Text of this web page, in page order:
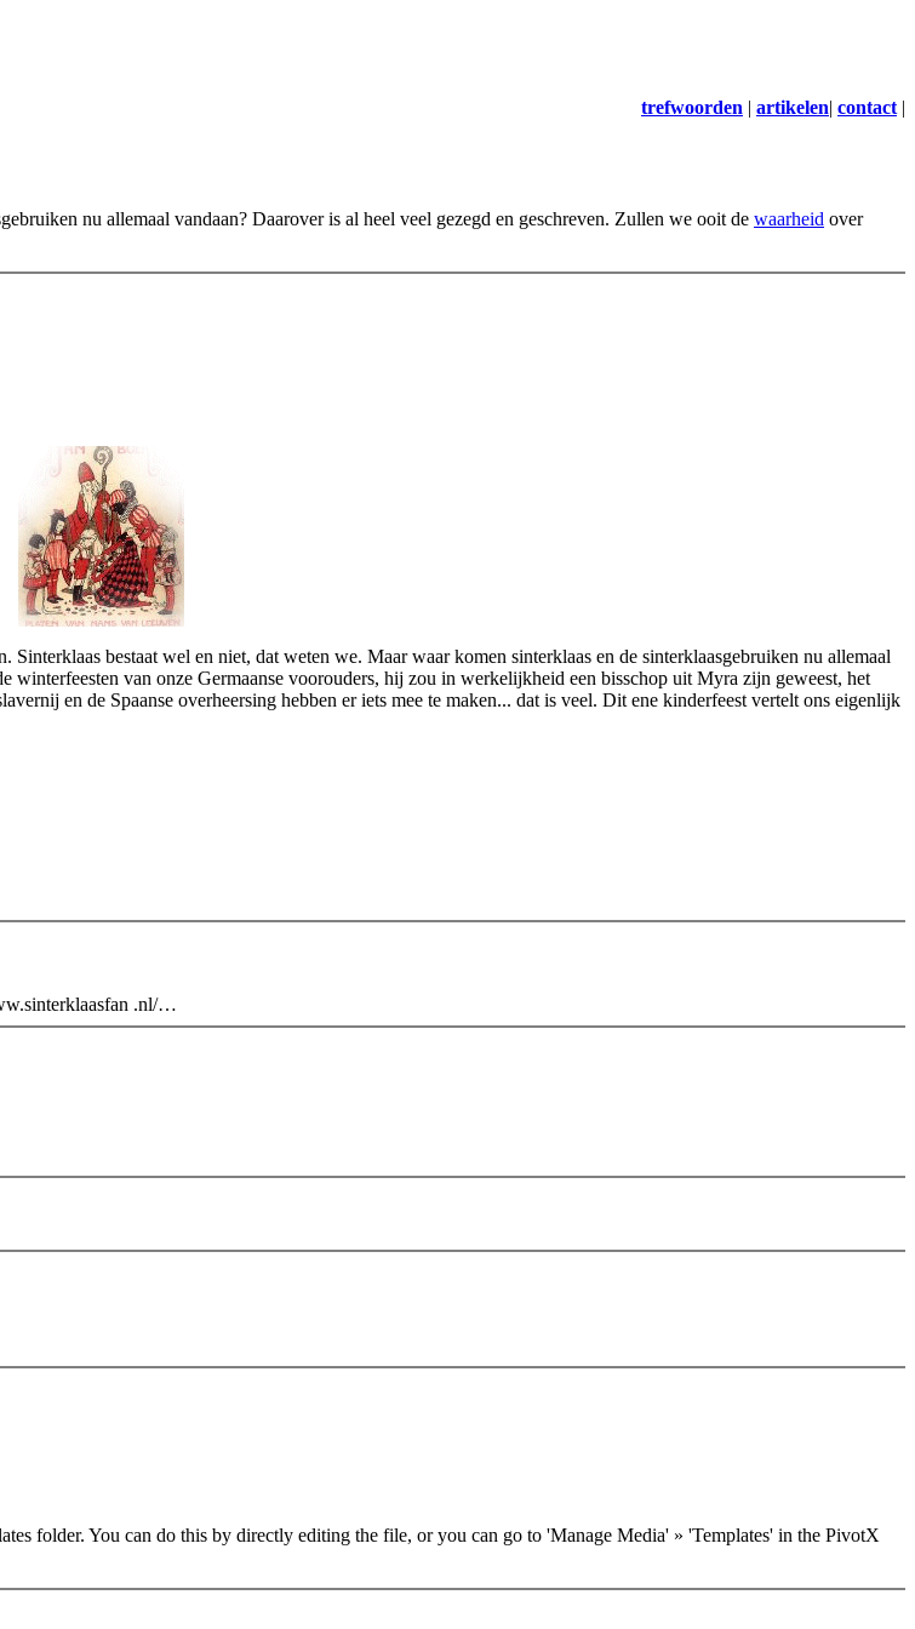
trefwoorden | artikelen| contact |
nu allemaal vandaan? Daarover is al heel veel gezegd en geschreven. Zullen we ooit de waarheid over
bestaat wel en niet, dat weten we. Maar waar komen sinterklaas en de sinterklaasgebruiken nu allemaal
winterfeesten van onze Germaanse voorouders, hij zou in werkelijkheid een bisschop uit Myra zijn geweest, het
en de Spaanse overheersing hebben er iets mee te maken... dat is veel. Dit ene kinderfeest vertelt ons eigenlijk
.nl/…
folder. You can do this by directly editing the file, or you can go to 'Manage Media' » 'Templates' in the PivotX